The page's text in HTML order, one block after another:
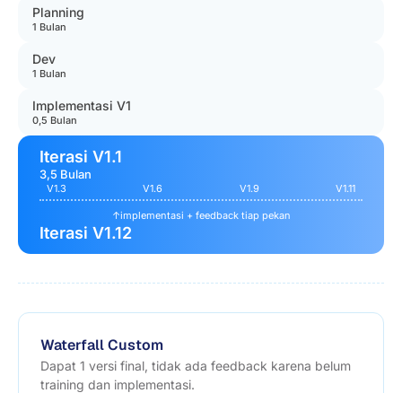
Planning
1 Bulan
Dev
1 Bulan
Implementasi V1
0,5 Bulan
Iterasi V1.1
3,5 Bulan
V1.3 V1.6 V1.9 V1.11
↑implementasi + feedback tiap pekan
Iterasi V1.12
Waterfall Custom
Dapat 1 versi final, tidak ada feedback karena belum
training dan implementasi.